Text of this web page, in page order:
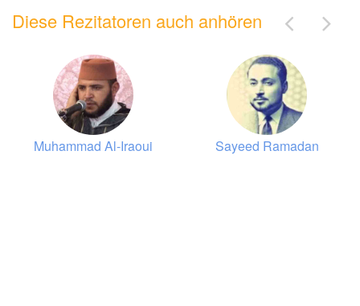
Diese Rezitatoren auch anhören
Sayeed Ramadan
Muhammad Al-Iraoui